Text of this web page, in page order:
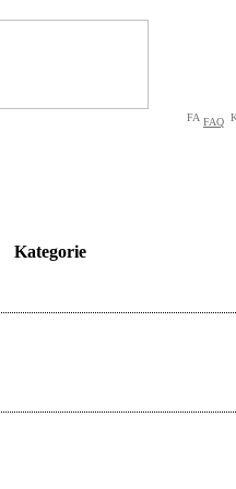
FAQ
Kategorie